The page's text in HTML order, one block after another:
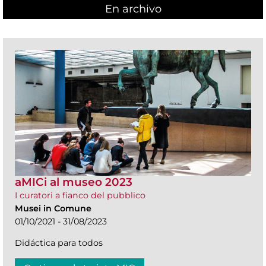
En archivo
aMICi al museo 2023
I curatori a fianco del pubblico
Musei in Comune
01/10/2021 - 31/08/2023
Didáctica para todos